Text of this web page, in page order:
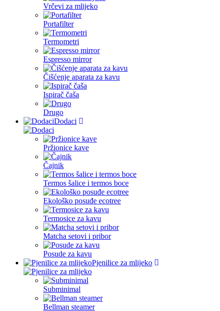
Vrčevi za mlijeko
Portafilter
Termometri
Espresso mirror
Čišćenje aparata za kavu
Ispirač čaša
Drugo
Dodaci
Pržionice kave
Čajnik
Termos šalice i termos boce
Ekološko posuđe ecotree
Termosice za kavu
Matcha setovi i pribor
Posude za kavu
Pjenilice za mlijeko
Subminimal
Bellman steamer